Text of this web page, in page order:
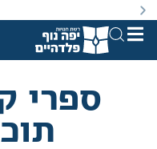
באתר מוצעים
ספרי